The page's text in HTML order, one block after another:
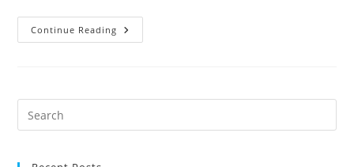
Continue Reading
Fungsi